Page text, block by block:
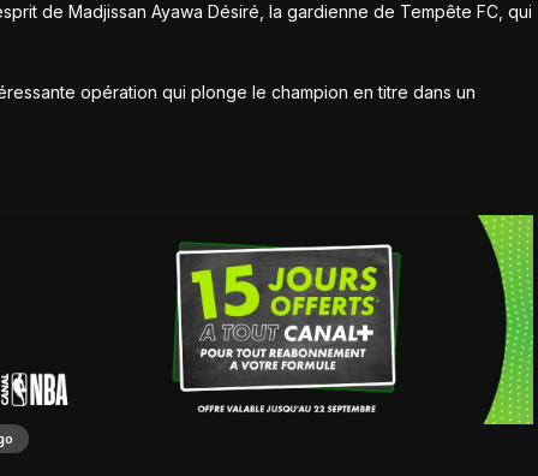
de Madjissan Ayawa Désiré, la gardienne de Tempête FC, qui
opération qui plonge le champion en titre dans un